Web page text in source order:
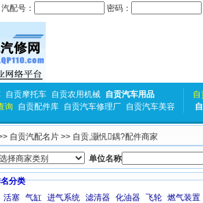
汽配号： 密码：
自贡摩托车 自贡农用机械 自贡汽车用品
询 自贡配件库 自贡汽车修理厂 自贡汽车美容
自
自贡汽配名片 >> 自贡,灏忛鍝?配件商家
单位名称
分类
活塞 气缸 进气系统 滤清器 化油器 飞轮 燃气装置